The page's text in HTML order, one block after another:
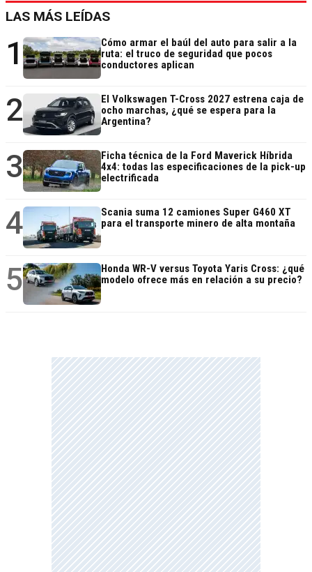
LAS MÁS LEÍDAS
1
Cómo armar el baúl del auto para salir a la
ruta: el truco de seguridad que pocos
conductores aplican
2
El Volkswagen T-Cross 2027 estrena caja de
ocho marchas, ¿qué se espera para la
Argentina?
3
Ficha técnica de la Ford Maverick Híbrida
4x4: todas las especificaciones de la pick-up
electrificada
4
Scania suma 12 camiones Super G460 XT
para el transporte minero de alta montaña
5
Honda WR-V versus Toyota Yaris Cross: ¿qué
modelo ofrece más en relación a su precio?